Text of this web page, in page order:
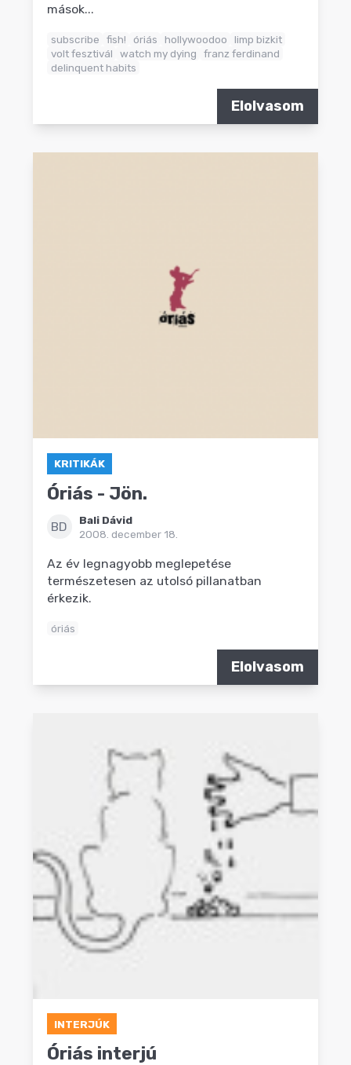
mások...
subscribe fish! óriás hollywoodoo
limp bizkit
volt fesztivál
watch my dying
franz ferdinand
delinquent habits
Elolvasom
KRITIKÁK
Óriás - Jön.
BD
Bali Dávid
2008. december 18.
Az év legnagyobb meglepetése
természetesen az utolsó pillanatban
érkezik.
óriás
Elolvasom
INTERJÚK
Óriás interjú